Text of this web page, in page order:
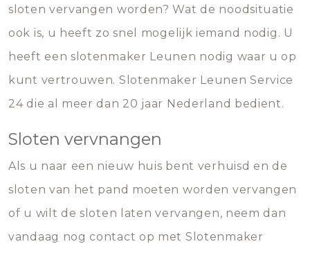
sloten vervangen worden? Wat de noodsituatie
ook is, u heeft zo snel mogelijk iemand nodig. U
heeft een slotenmaker Leunen nodig waar u op
kunt vertrouwen. Slotenmaker Leunen Service
24 die al meer dan 20 jaar Nederland bedient.
Sloten vervnangen
Als u naar een nieuw huis bent verhuisd en de
sloten van het pand moeten worden vervangen
of u wilt de sloten laten vervangen, neem dan
vandaag nog contact op met Slotenmaker